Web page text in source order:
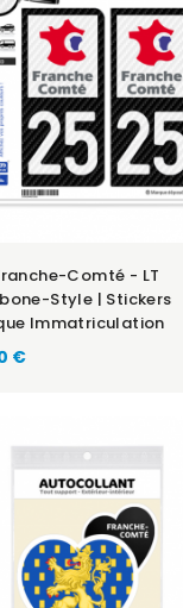
Comté - LT
Style | Stickers
Immatriculation
€